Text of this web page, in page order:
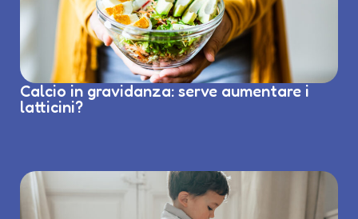
Calcio in gravidanza: serve aumentare i
latticini?